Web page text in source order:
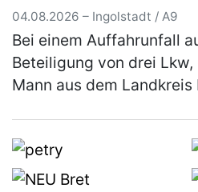
04.08.2026 – Ingolstadt / A9
Bei einem Auffahrunfall
Beteiligung von drei
Mann aus dem